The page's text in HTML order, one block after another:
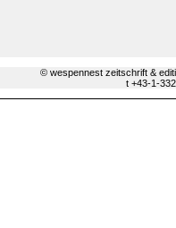
© wespennest zeitschrift &
t +43-1-